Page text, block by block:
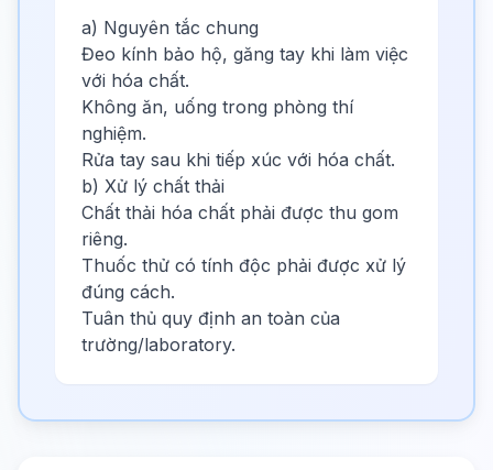
a) Nguyên tắc chung
Đeo kính bảo hộ, găng tay khi làm việc
với hóa chất.
Không ăn, uống trong phòng thí
nghiệm.
Rửa tay sau khi tiếp xúc với hóa chất.
b) Xử lý chất thải
Chất thải hóa chất phải được thu gom
riêng.
Thuốc thử có tính độc phải được xử lý
đúng cách.
Tuân thủ quy định an toàn của
trường/laboratory.